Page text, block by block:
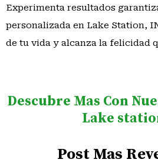
Experimenta resultados
personalizada en Lake Station,
de tu vida y alcanza la felicidad
Descubre Mas Con
Lake
Post Mas